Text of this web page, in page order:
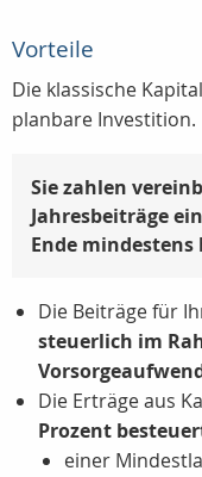
Vorteile
Die klassische
planbare Investition.
Sie zahlen
Jahresbeiträge
Ende
Die Beiträge für
steuerlich im
Die Erträge aus
Prozent
einer